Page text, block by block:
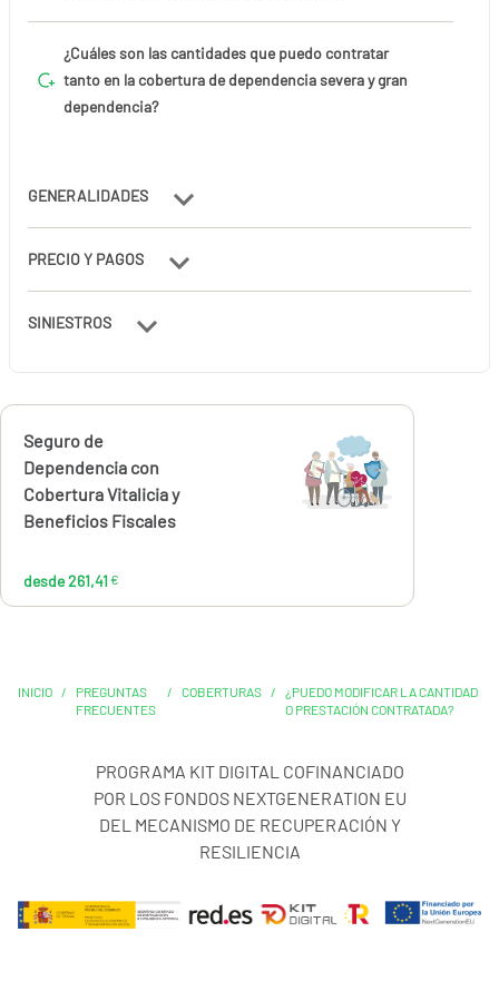
¿Cuáles son las cantidades que puedo contratar
tanto en la cobertura de dependencia severa y gran
dependencia?
GENERALIDADES
PRECIO Y PAGOS
SINIESTROS
Calcúlalo ahora
Seguro de
Dependencia con
Cobertura Vitalicia y
Beneficios Fiscales
desde 261,41 €
261,41€
INICIO /
PREGUNTAS
FRECUENTES
/ COBERTURAS /
¿PUEDO MODIFICAR LA CANTIDAD
O PRESTACIÓN CONTRATADA?
PROGRAMA KIT DIGITAL COFINANCIADO
POR LOS FONDOS NEXTGENERATION EU
DEL MECANISMO DE RECUPERACIÓN Y
RESILIENCIA